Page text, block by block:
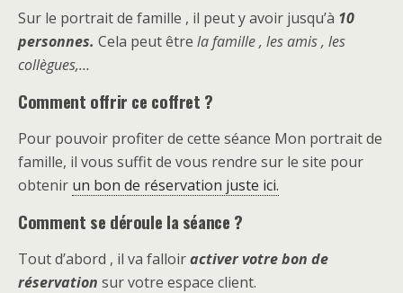
Sur le portrait de famille , il peut y avoir jusqu’à 10
personnes. Cela peut être la famille , les amis , les
collègues,…
Comment offrir ce coffret ?
Pour pouvoir profiter de cette séance Mon portrait de
famille, il vous suffit de vous rendre sur le site pour
obtenir un bon de réservation juste ici.
Comment se déroule la séance ?
Tout d’abord , il va falloiractiver votre bon de
réservation sur votre espace client.